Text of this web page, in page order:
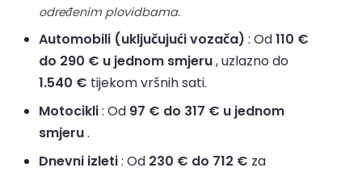
određenim plovidbama.
Automobili (uključujući vozača) : Od110 €
do 290 € u jednom smjeru, uzlazno do
1.540 € tijekom vršnih sati.
Motocikli: Od 97 € do 317 € u jednom
smjeru.
Dnevni izleti: Od 230 € do 712 € za